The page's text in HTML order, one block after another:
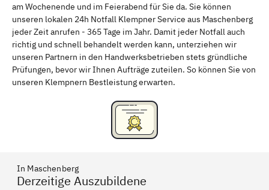
Schweinfurt Passau
Freising Rudelsdorf, Mittelfranken
am Wochenende und im Feierabend für Sie da. Sie können
unseren lokalen 24h Notfall Klempner Service aus Maschenberg
jeder Zeit anrufen - 365 Tage im Jahr. Damit jeder Notfall auch
richtig und schnell behandelt werden kann, unterziehen wir
unseren Partnern in den Handwerksbetrieben stets gründliche
Prüfungen, bevor wir Ihnen Aufträge zuteilen. So können Sie von
unseren Klempnern Bestleistung erwarten.
In Maschenberg
Derzeitige Auszubildene